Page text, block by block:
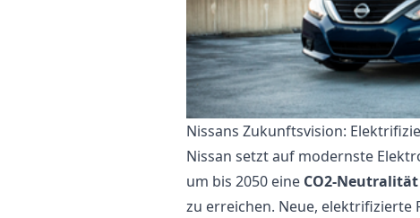
Nissans Zukunftsvision:
Nissan setzt auf modernste
um bis 2050 eine CO2-Neutralität
zu erreichen. Neue,